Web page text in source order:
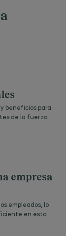
beneficios para
de la fuerza
empresa
empleados, lo
en esta